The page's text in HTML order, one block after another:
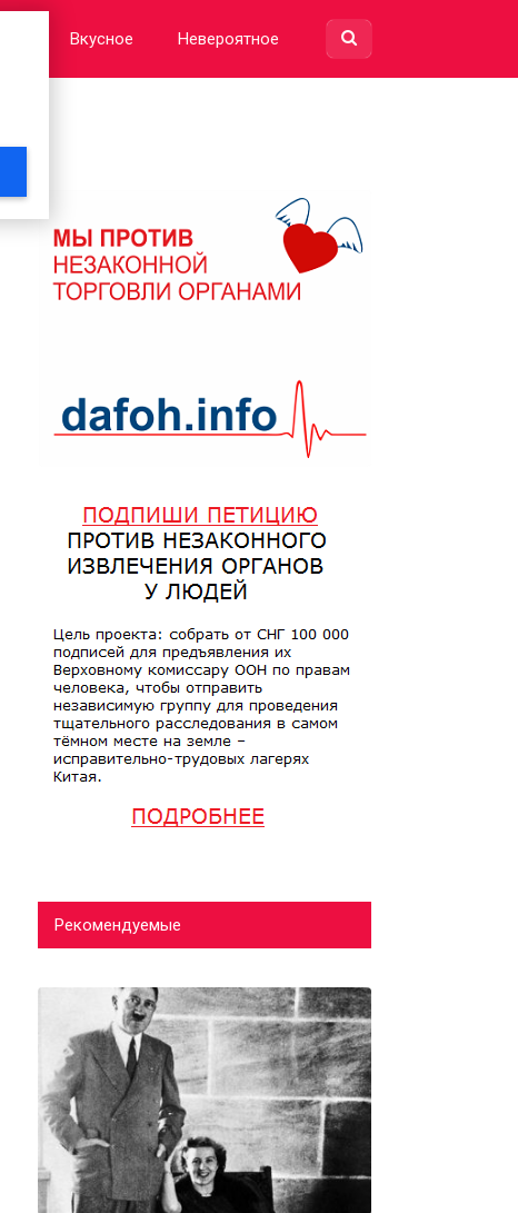
Вкусное Невероятное
Рекомендуемые